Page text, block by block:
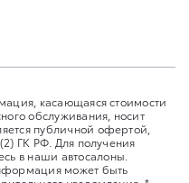
касающаяся стоимости
обслуживания, носит
публичной офертой,
ГК РФ. Для получения
в наши автосалоны.
может быть